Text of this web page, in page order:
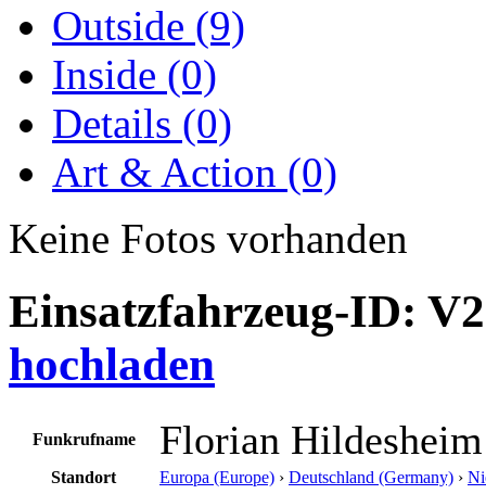
Outside (9)
Inside (0)
Details (0)
Art & Action (0)
Keine Fotos vorhanden
Einsatzfahrzeug-ID:
hochladen
Funkrufname Florian
Standort Europa (Europe) › Deutschland (Germany) ›